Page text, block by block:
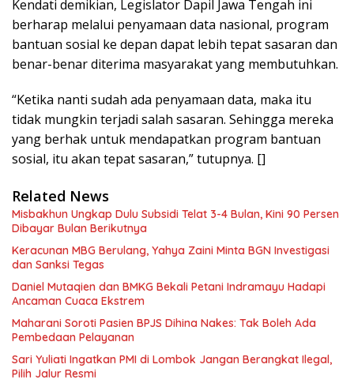
Kendati demikian, Legislator Dapil Jawa Tengah ini
berharap melalui penyamaan data nasional, program
bantuan sosial ke depan dapat lebih tepat sasaran dan
benar-benar diterima masyarakat yang membutuhkan.
“Ketika nanti sudah ada penyamaan data, maka itu
tidak mungkin terjadi salah sasaran. Sehingga mereka
yang berhak untuk mendapatkan program bantuan
sosial, itu akan tepat sasaran,” tutupnya. []
Related News
Misbakhun Ungkap Dulu Subsidi Telat 3-4 Bulan, Kini 90 Persen
Dibayar Bulan Berikutnya
Keracunan MBG Berulang, Yahya Zaini Minta BGN Investigasi
dan Sanksi Tegas
Daniel Mutaqien dan BMKG Bekali Petani Indramayu Hadapi
Ancaman Cuaca Ekstrem
Maharani Soroti Pasien BPJS Dihina Nakes: Tak Boleh Ada
Pembedaan Pelayanan
Sari Yuliati Ingatkan PMI di Lombok Jangan Berangkat Ilegal,
Pilih Jalur Resmi